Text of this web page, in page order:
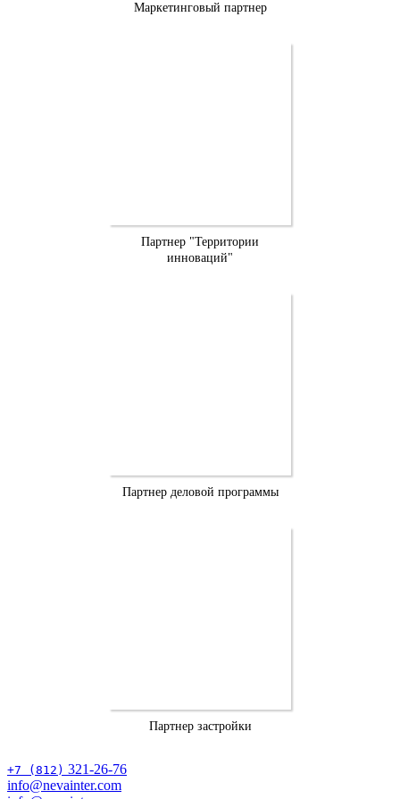
Маркетинговый партнер
Партнер "Территории
инноваций"
Партнер деловой программы
Партнер застройки
+7 (812) 321-26-76
info@nevainter.com